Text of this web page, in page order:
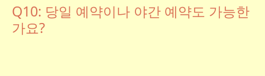
Q10: 당일 예약이나 야간 예약도 가능한
가요?